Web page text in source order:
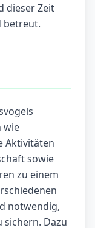
dieser Zeit
betreut.
wie
Aktivitäten
sowie
zu einem
notwendig,
sichern. Dazu